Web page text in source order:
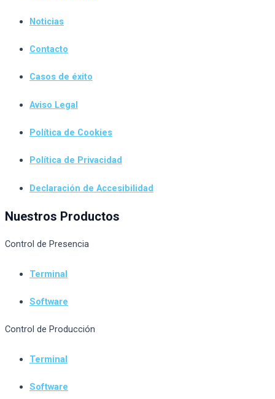
Noticias
Contacto
Casos de éxito
Aviso Legal
Política de Cookies
Política de Privacidad
Declaración de Accesibilidad
Nuestros Productos
Control de Presencia
Terminal
Software
Control de Producción
Terminal
Software